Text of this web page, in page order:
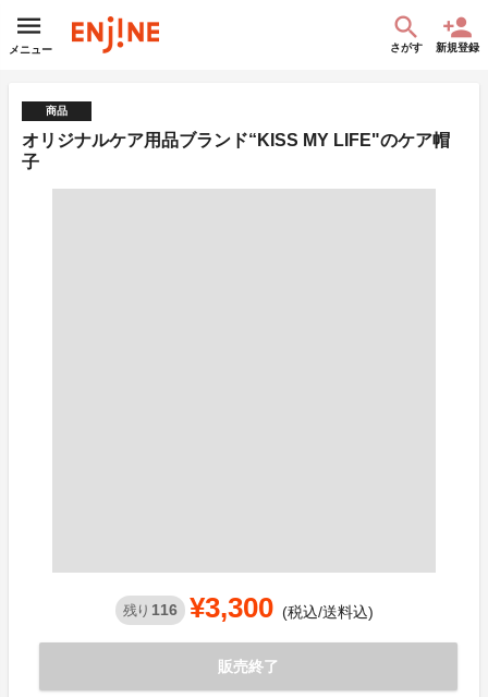
メニュー さがす 新規登録
商品
オリジナルケア用品ブランド“KISS MY LIFE"のケア帽
子
残り 116 ¥3,300 (税込/送料込)
販売終了